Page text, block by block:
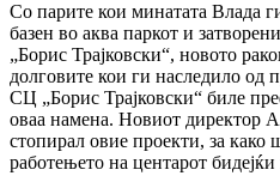
Со парите кои минатата Влада
базен во аква паркот и
„Борис Трајковски“, новото
долговите кои ги наследило од
СЦ „Борис Трајковски“ биле
оваа намена. Новиот директор
стопирал овие проекти, за како
работењето на центарот